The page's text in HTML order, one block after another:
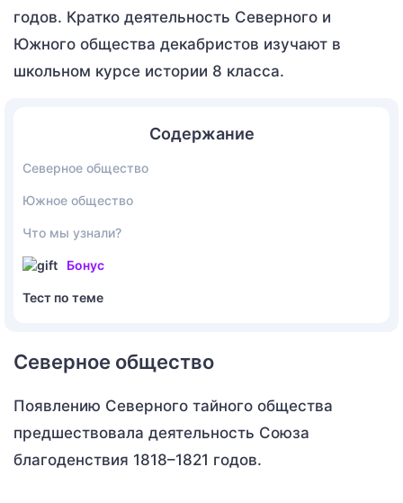
годов. Кратко деятельность Северного и
Южного общества декабристов изучают в
школьном курсе истории 8 класса.
Содержание
Северное общество
Южное общество
Что мы узнали?
Бонус
Тест по теме
Северное общество
Появлению Северного тайного общества
предшествовала деятельность Союза
благоденствия 1818–1821 годов.